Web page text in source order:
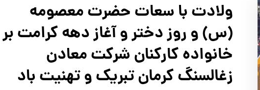
ولادت با سعات حضرت معصومه
(س) و روز دختر و آغاز دهه کرامت بر
خانواده کارکنان شرکت معادن
زغالسنگ کرمان تبریک و تهنیت باد